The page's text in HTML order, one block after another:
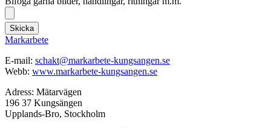
Skicka
Markarbete
E-mail: schakt@markarbete-kungsangen.se
Webb: www.markarbete-kungsangen.se
Adress: Mätarvägen
196 37 Kungsängen
Upplands-Bro, Stockholm